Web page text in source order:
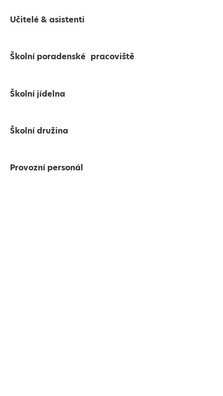
Učitelé & asistenti
Školní poradenské pracoviště
Školní jídelna
Školní družina
Provozní personál